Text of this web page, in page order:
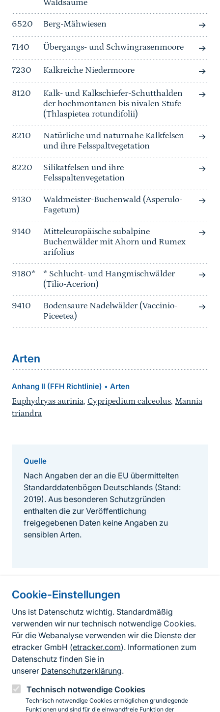
Cookie-Einstellungen
Uns ist Datenschutz wichtig. Standardmäßig
verwenden wir nur technisch notwendige Cookies.
Für die Webanalyse verwenden wir die Dienste der
etracker GmbH (etracker.com). Informationen zum
Datenschutz finden Sie in
unserer Datenschutzerklärung.
Technisch notwendige Cookies
Technisch notwendige Cookies ermöglichen grundlegende
Funktionen und sind für die einwandfreie Funktion der
Waldsäume
6520 Berg-Mähwiesen
7140 Übergangs- und Schwingrasenmoore
7230 Kalkreiche Niedermoore
8120
Kalk- und Kalkschiefer-Schutthalden
der hochmontanen bis nivalen Stufe
(Thlaspietea rotundifolii)
8210
Natürliche und naturnahe Kalkfelsen
und ihre Felsspaltvegetation
8220
Silikatfelsen und ihre
Felsspaltenvegetation
9130
Waldmeister-Buchenwald (Asperulo-
Fagetum)
9140
Mitteleuropäische subalpine
Buchenwälder mit Ahorn und Rumex
arifolius
9180*
* Schlucht- und Hangmischwälder
(Tilio-Acerion)
9410
Bodensaure Nadelwälder (Vaccinio-
Piceetea)
Arten
Anhang II (FFH Richtlinie) • Arten
Euphydryas aurinia, Cypripedium calceolus, Mannia
triandra
Quelle
Nach Angaben der an die EU übermittelten
Standarddatenbögen Deutschlands (Stand:
2019). Aus besonderen Schutzgründen
enthalten die zur Veröffentlichung
freigegebenen Daten keine Angaben zu
sensiblen Arten.
Informationen zur Seite
FußzeileKontakt zum BfN
Kontaktformular
Erklärung zur Barrierefreiheit
Impressum
Datenschutz